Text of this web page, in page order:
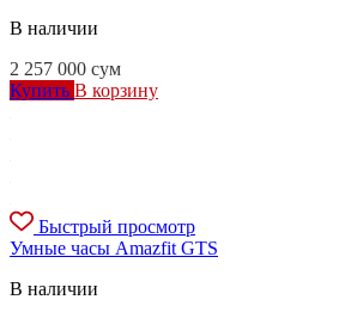
В наличии
2 257 000 сум
Купить В корзину
Быстрый просмотр
Умные часы Amazfit GTS
В наличии